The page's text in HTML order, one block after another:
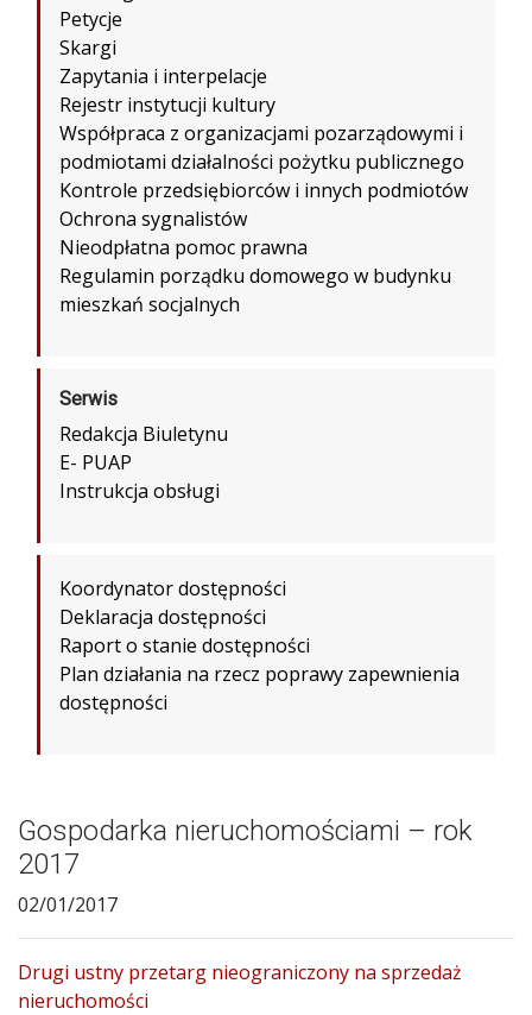
Petycje
Skargi
Zapytania i interpelacje
Rejestr instytucji kultury
Współpraca z organizacjami pozarządowymi i
podmiotami działalności pożytku publicznego
Kontrole przedsiębiorców i innych podmiotów
Ochrona sygnalistów
Nieodpłatna pomoc prawna
Regulamin porządku domowego w budynku
mieszkań socjalnych
Serwis
Redakcja Biuletynu
E- PUAP
Instrukcja obsługi
Koordynator dostępności
Deklaracja dostępności
Raport o stanie dostępności
Plan działania na rzecz poprawy zapewnienia
dostępności
Gospodarka nieruchomościami – rok
2017
02/01/2017
Drugi ustny przetarg nieograniczony na sprzedaż
nieruchomości